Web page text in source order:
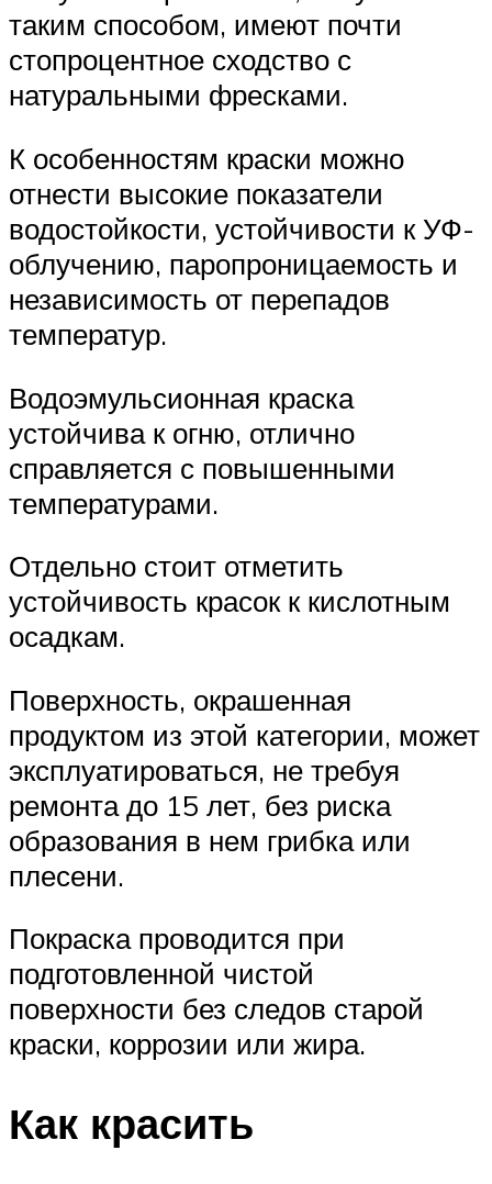
таким способом, имеют почти
стопроцентное сходство с
натуральными фресками.
К особенностям краски можно
отнести высокие показатели
водостойкости, устойчивости к УФ-
облучению, паропроницаемость и
независимость от перепадов
температур.
Водоэмульсионная краска
устойчива к огню, отлично
справляется с повышенными
температурами.
Отдельно стоит отметить
устойчивость красок к кислотным
осадкам.
Поверхность, окрашенная
продуктом из этой категории, может
эксплуатироваться, не требуя
ремонта до 15 лет, без риска
образования в нем грибка или
плесени.
Покраска проводится при
подготовленной чистой
поверхности без следов старой
краски, коррозии или жира.
Как красить